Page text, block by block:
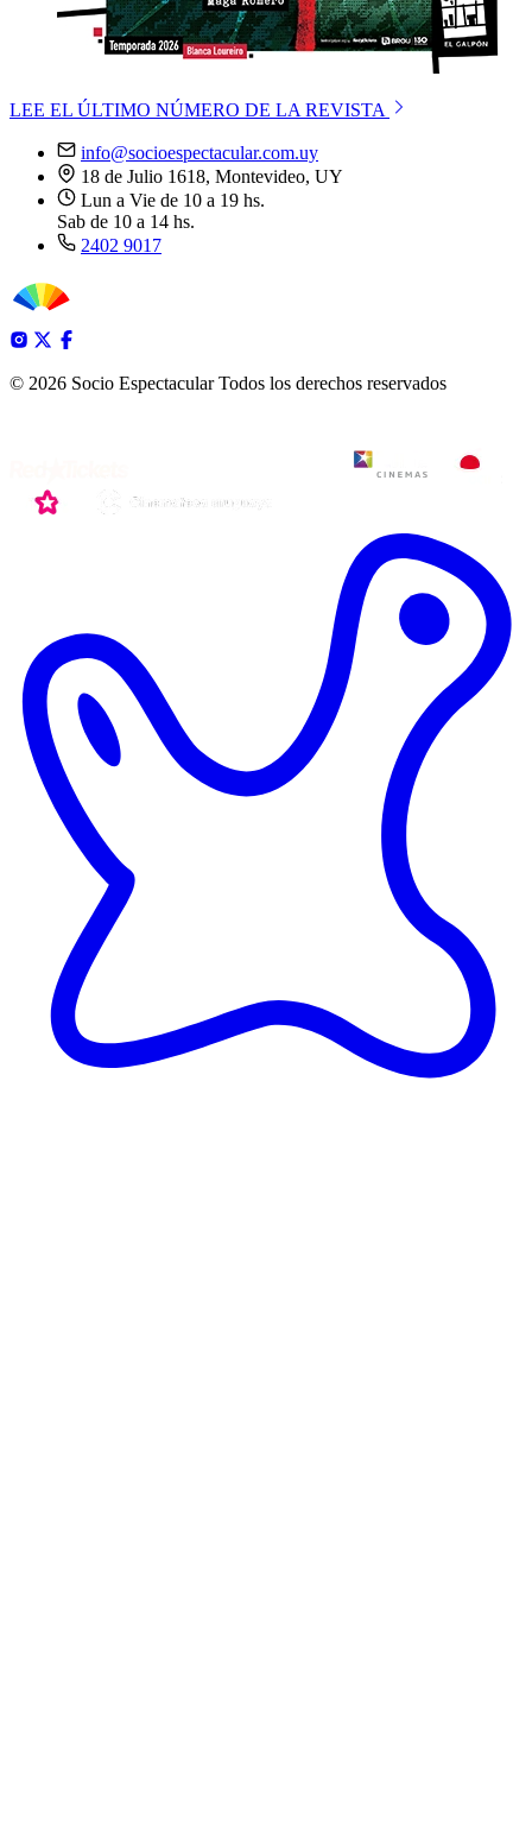
LEE EL ÚLTIMO NÚMERO DE LA REVISTA
info@socioespectacular.com.uy
18 de Julio 1618, Montevideo, UY
Lun a Vie de 10 a 19 hs.
Sab de 10 a 14 hs.
2402 9017
© 2026 Socio Espectacular Todos los derechos reservados